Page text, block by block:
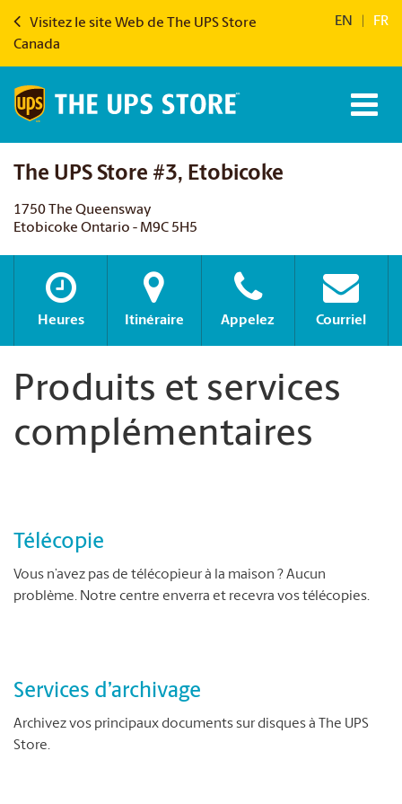
Visitez le site Web de The UPS Store
Canada
EN FR
The UPS Store #3, Etobicoke
1750 The Queensway
Etobicoke Ontario - M9C 5H5
Heures Itinéraire Appelez Courriel
Produits et services
complémentaires
Télécopie
Vous n’avez pas de télécopieur à la maison ? Aucun
problème. Notre centre enverra et recevra vos télécopies.
Services d’archivage
Archivez vos principaux documents sur disques à The UPS
Store.